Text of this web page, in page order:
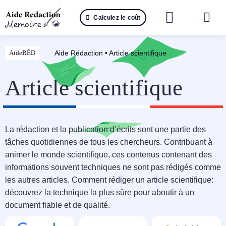
au
contenu
Calculez le coût
AideRÉD Aide Rédaction •Article scientifique
Article scientifique
La rédaction et la publication d’écrits sont une partie des
tâches quotidiennes de tous les chercheurs. Contribuant à
animer le monde scientifique, ces contenus contenant des
informations souvent techniques ne sont pas rédigés comme
les autres articles. Comment rédiger un article scientifique:
découvrez la technique la plus sûre pour aboutir à un
document fiable et de qualité.